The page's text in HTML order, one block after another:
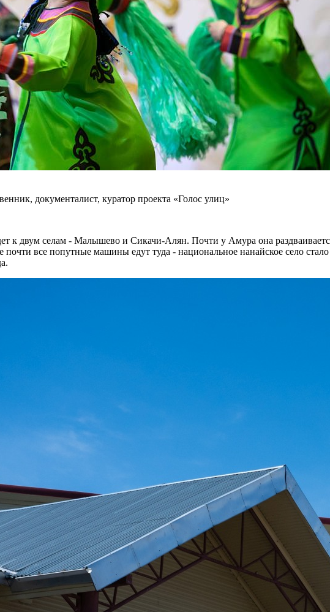
документалист, куратор проекта «Голос улиц»
к двум селам - Малышево и Сикачи-Алян. Почти у Амура она
все попутные машины едут туда - национальное нанайское село